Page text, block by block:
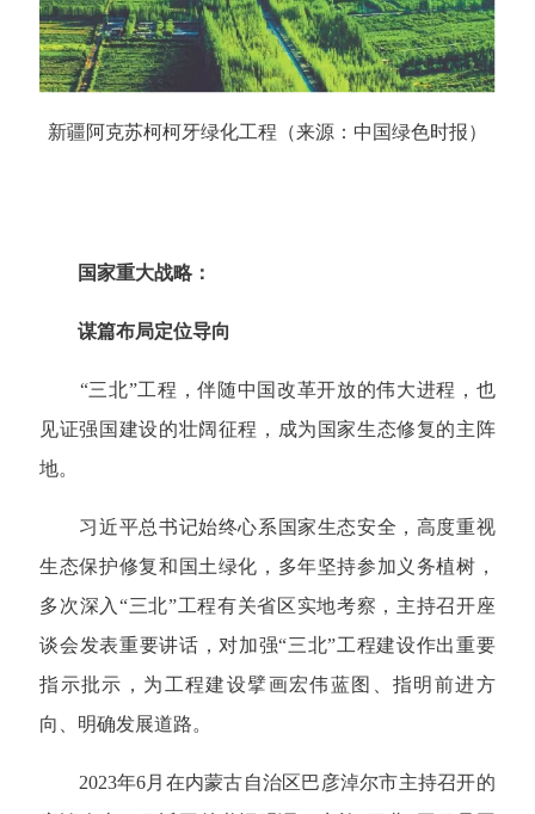
新疆阿克苏柯柯牙绿化工程（来源：中国绿色时报）
国家重大战略：
谋篇布局定位导向
“三北”工程，伴随中国改革开放的伟大进程，也
见证强国建设的壮阔征程，成为国家生态修复的主阵
地。
习近平总书记始终心系国家生态安全，高度重视
生态保护修复和国土绿化，多年坚持参加义务植树，
多次深入“三北”工程有关省区实地考察，主持召开座
谈会发表重要讲话，对加强“三北”工程建设作出重要
指示批示，为工程建设擘画宏伟蓝图、指明前进方
向、明确发展道路。
2023年6月在内蒙古自治区巴彦淖尔市主持召开的